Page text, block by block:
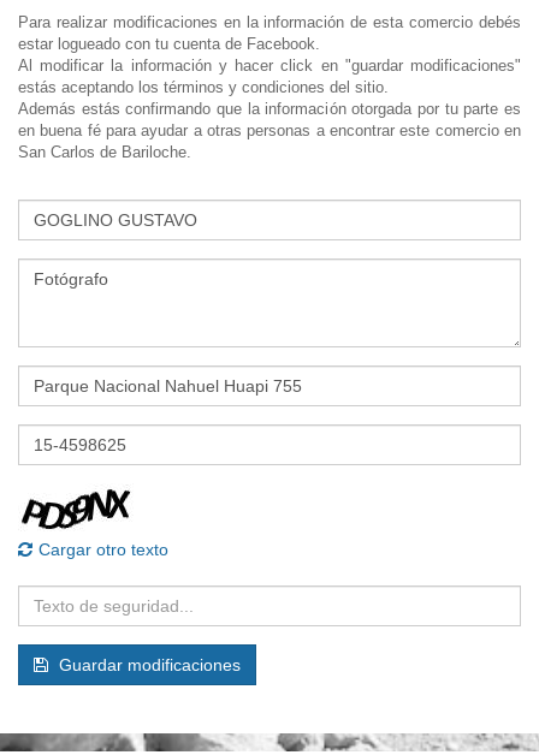
Para realizar modificaciones en la información de esta comercio debés
estar logueado con tu cuenta de Facebook.
Al modificar la información y hacer click en "guardar modificaciones"
estás aceptando los términos y condiciones del sitio.
Además estás confirmando que la información otorgada por tu parte es
en buena fé para ayudar a otras personas a encontrar este comercio en
San Carlos de Bariloche.
Cargar otro texto
Guardar modificaciones